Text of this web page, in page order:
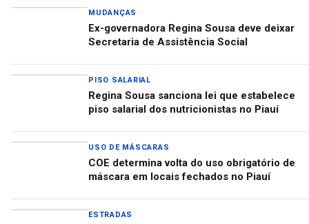
MUDANÇAS
Ex-governadora Regina Sousa deve deixar
Secretaria de Assistência Social
PISO SALARIAL
Regina Sousa sanciona lei que estabelece
piso salarial dos nutricionistas no Piauí
USO DE MÁSCARAS
COE determina volta do uso obrigatório de
máscara em locais fechados no Piauí
ESTRADAS